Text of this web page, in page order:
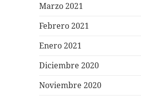
Marzo 2021
Febrero 2021
Enero 2021
Diciembre 2020
Noviembre 2020